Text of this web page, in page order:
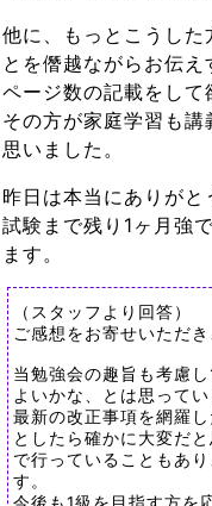
他に、もっとこうした
とを僭越ながらお伝
ページ数の記載をして
その方が家庭学習も
思いました。
昨日は本当にありがと
試験まで残り1ヶ月強
ます。
（スタッフより回答）
ご感想をお寄せいただ
当勉強会の趣旨も考慮
よいかな、とは思ってい
最新の改正事項を網羅
としたら確かに大変だ
で行っていることもあ
す。